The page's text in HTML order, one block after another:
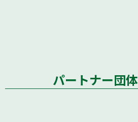
パートナー団体